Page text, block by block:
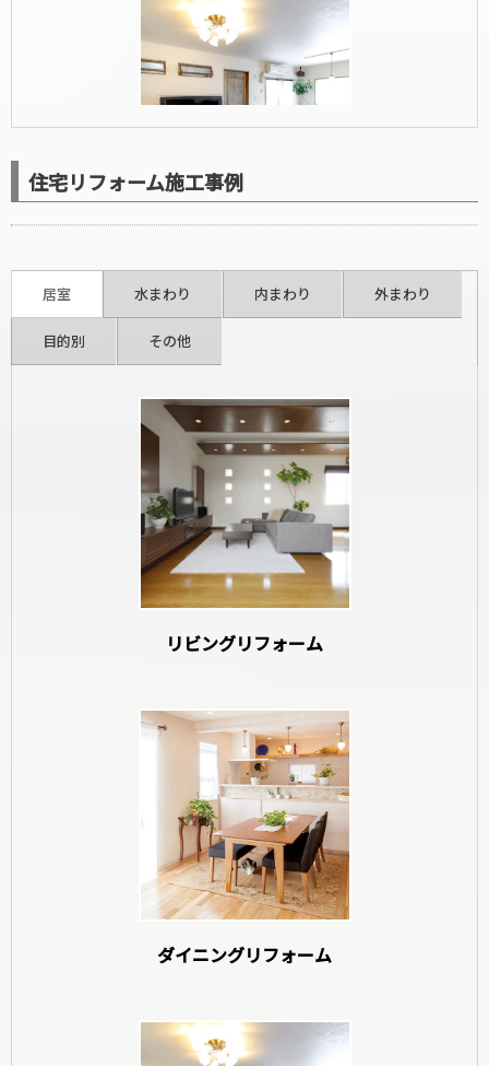
和室リフォーム
寝室リフォーム
住宅リフォーム施工事例
居室 水まわり 内まわり 外まわり
目的別 その他
リビングリフォーム
ダイニングリフォーム